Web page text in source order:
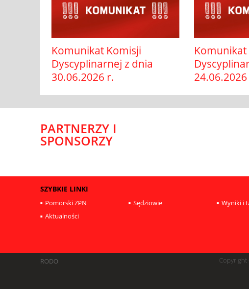
Komunikat Komisji
Dyscyplinarnej z dnia
30.06.2026 r.
Komunikat
PARTNERZY I
SPONSORZY
SZYBKIE LINKI
Pomorski ZPN Sędziowie
Wyniki i
Aktualności
RODO Copyright